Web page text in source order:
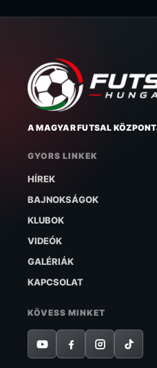
A MAGYAR FUTSAL
GYORS LINKEK
HÍREK
BAJNOKSÁGOK
KLUBOK
VIDEÓK
GALÉRIÁK
KAPCSOLAT
KÖVESS MINKET